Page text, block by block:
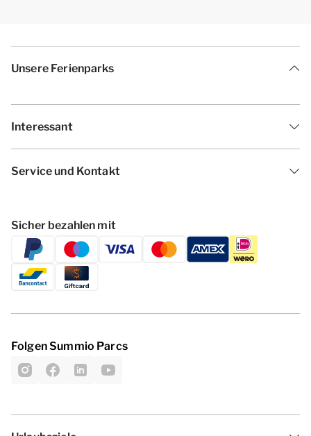
Unsere Ferienparks
Interessant
Service und Kontakt
Sicher bezahlen mit
Folgen Summio Parcs